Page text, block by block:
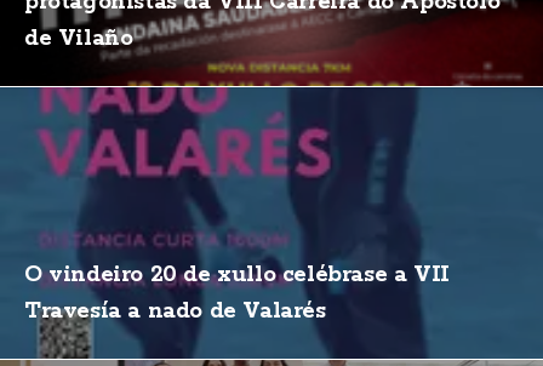
de Vilaño
O vindeiro 20 de xullo celébrase a VII
Travesía a nado de Valarés